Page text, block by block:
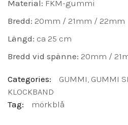
Material: FKM-gummi
Bredd: 20mm / 21mm / 22mm
Längd: ca 25 cm
Bredd vid spänne: 20mm /
Categories: GUMMI, GUMMI
KLOCKBAND
Tag:
mörkblå